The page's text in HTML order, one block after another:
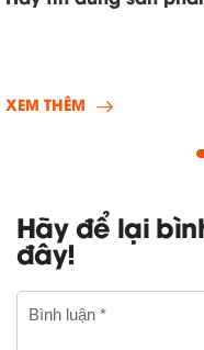
XEM THÊM
Hãy để lại
đây!